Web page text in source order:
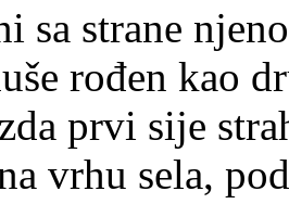
sa strane
rođen kao
prvi sije
vrhu sela,